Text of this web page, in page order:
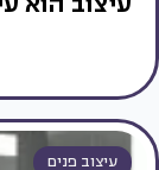
עיצוב פנים